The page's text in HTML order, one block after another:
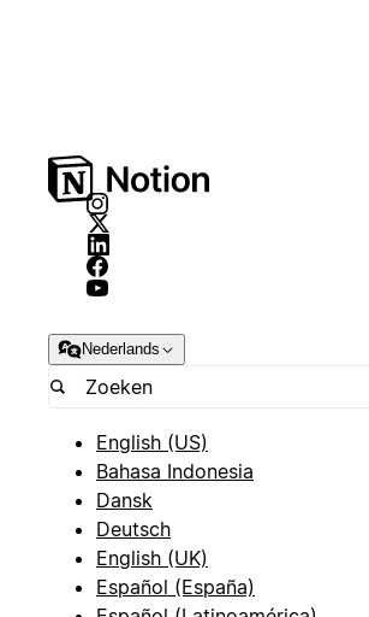
Nederlands
English (US)
Bahasa Indonesia
Dansk
Deutsch
English (UK)
Español (España)